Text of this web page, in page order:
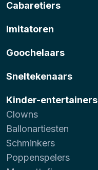
Cabaretiers
Imitatoren
Goochelaars
Sneltekenaars
Kinder-entertainers
Clowns
Ballonartiesten
Schminkers
Poppenspelers